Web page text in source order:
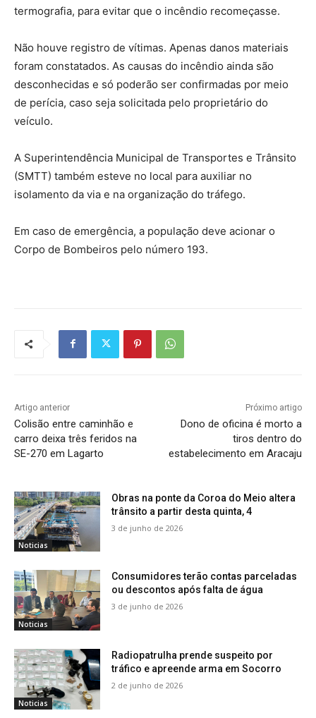
termografia, para evitar que o incêndio recomeçasse.
Não houve registro de vítimas. Apenas danos materiais
foram constatados. As causas do incêndio ainda são
desconhecidas e só poderão ser confirmadas por meio
de perícia, caso seja solicitada pelo proprietário do
veículo.
A Superintendência Municipal de Transportes e Trânsito
(SMTT) também esteve no local para auxiliar no
isolamento da via e na organização do tráfego.
Em caso de emergência, a população deve acionar o
Corpo de Bombeiros pelo número 193.
Artigo anterior
Colisão entre caminhão e
carro deixa três feridos na
SE-270 em Lagarto
Próximo artigo
Dono de oficina é morto a
tiros dentro do
estabelecimento em Aracaju
Noticias
Obras na ponte da Coroa do Meio altera
trânsito a partir desta quinta, 4
3 de junho de 2026
Noticias
Consumidores terão contas parceladas
ou descontos após falta de água
3 de junho de 2026
Noticias
Radiopatrulha prende suspeito por
tráfico e apreende arma em Socorro
2 de junho de 2026